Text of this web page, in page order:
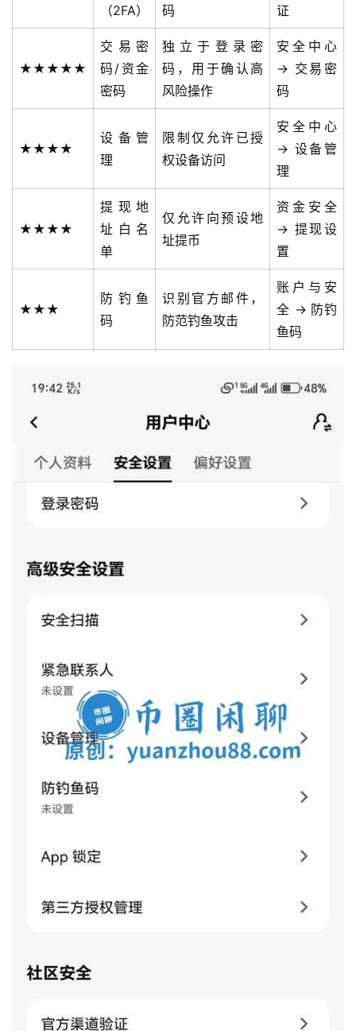
算
器
（2FA） 码 证
★★★★★
交易密
码/资金
密码
独立于登录密
码，用于确认高
风险操作
安全中心
→ 交易密
码
★★★★
设备管
理
限制仅允许已授
权设备访问
安全中心
→ 设备管
理
★★★★
提现地
址白名
单
仅允许向预设地
址提币
资金安全
→ 提现设
置
★★★
防钓鱼
码
识别官方邮件，
防范钓鱼攻击
账户与安
全 → 防钓
鱼码